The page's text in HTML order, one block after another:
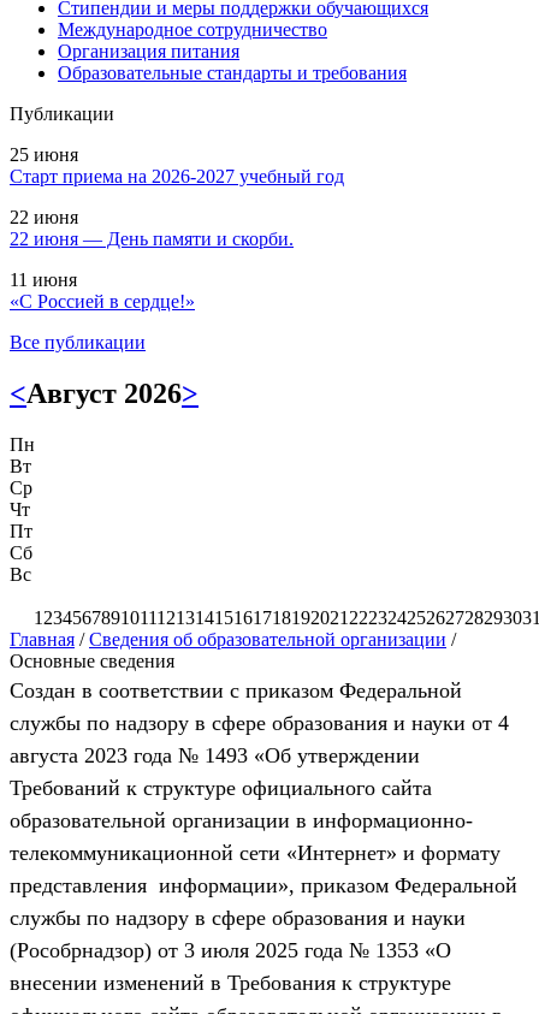
Стипендии и меры поддержки обучающихся
Международное сотрудничество
Организация питания
Образовательные стандарты и требования
Публикации
25 июня
Старт приема на 2026-2027 учебный год
22 июня
22 июня — День памяти и скорби.
11 июня
«С Россией в сердце!»
Все публикации
<Август 2026>
Пн
Вт
Ср
Чт
Пт
Сб
Вс
1 23456789101112131415161718192021 222324252627282930
Главная /Сведения об образовательной организации /
Основные сведения
Создан в соответствии с приказом Федеральной
службы по надзору в сфере образования и науки от 4
августа 2023 года № 1493 «Об утверждении
Требований к структуре официального сайта
образовательной организации в информационно-
телекоммуникационной сети «Интернет» и формату
представления информации», приказом Федеральной
службы по надзору в сфере образования и науки
(Рособрнадзор) от 3 июля 2025 года № 1353 «О
внесении изменений в Требования к структуре